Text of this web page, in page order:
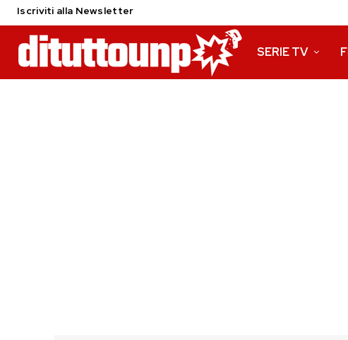
Iscriviti alla Newsletter
SERIE TV